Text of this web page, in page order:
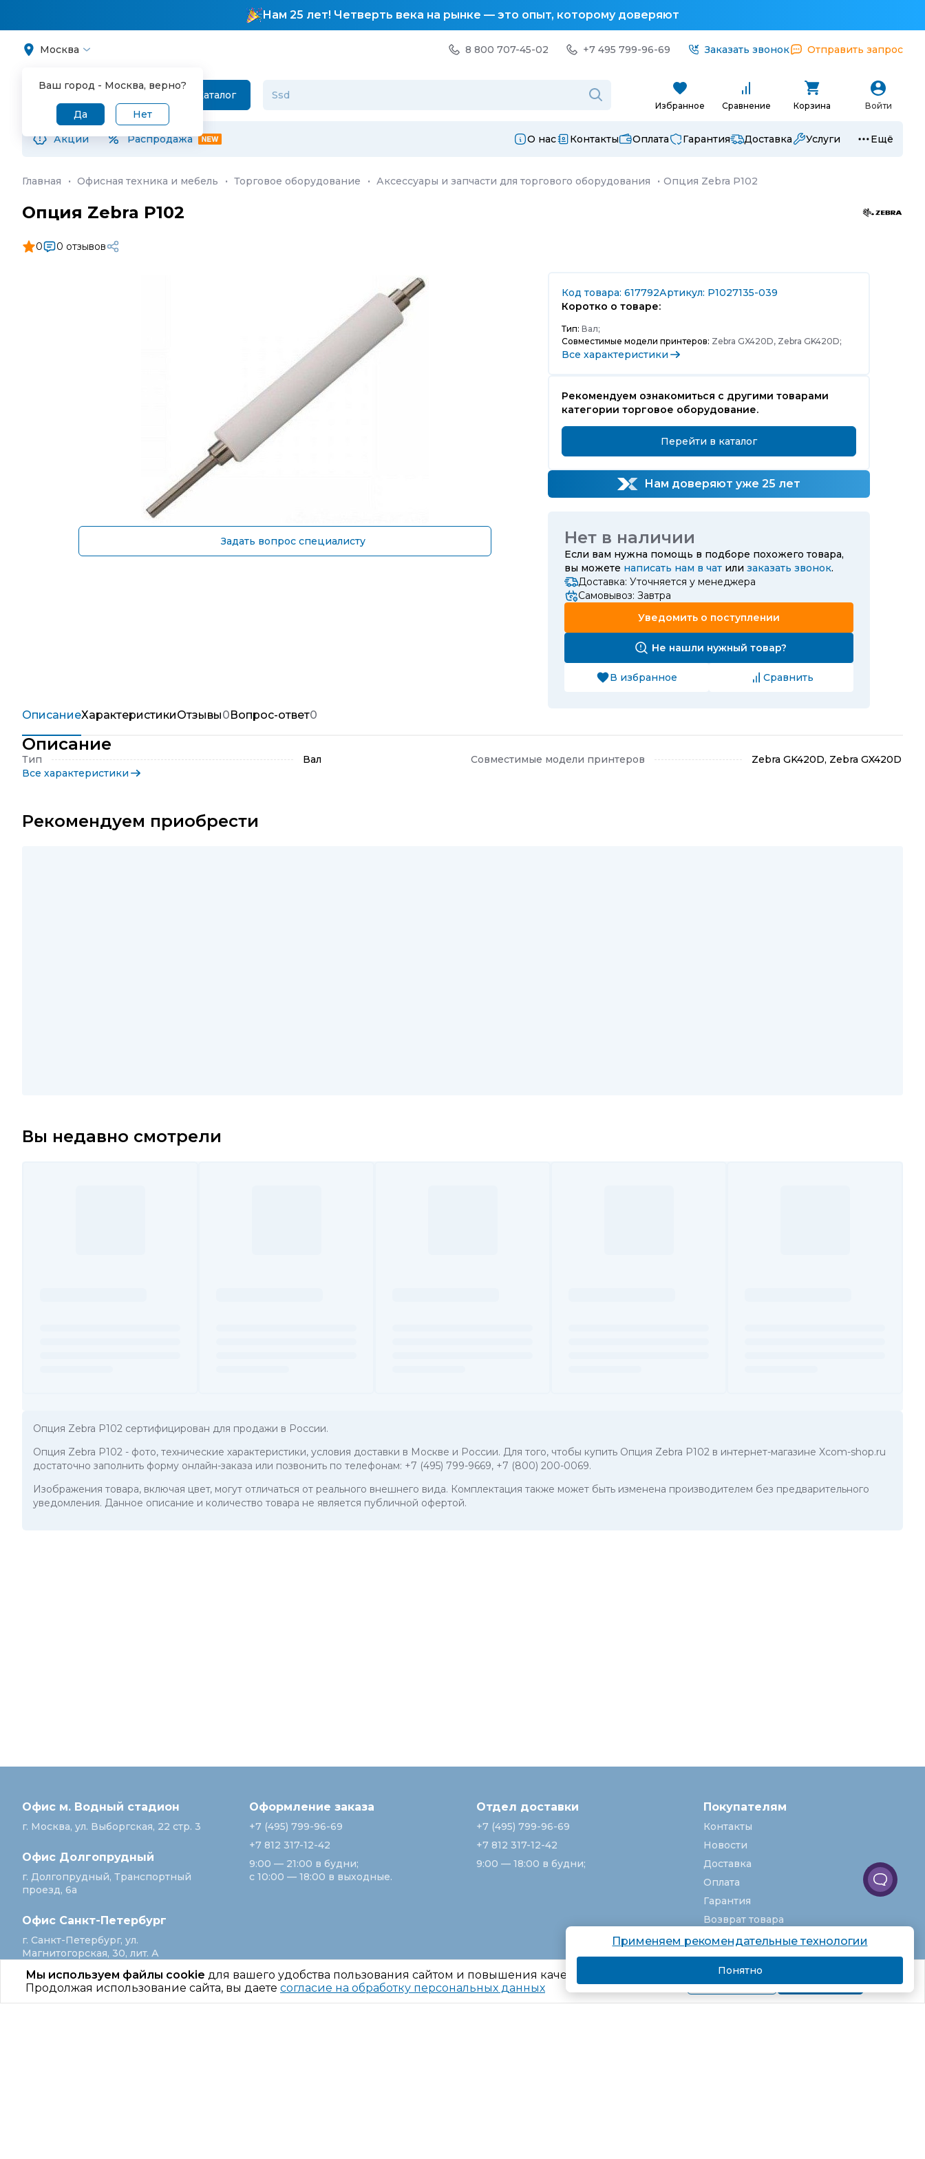
Нам 25 лет! Четверть века на рынке — это опыт, которому доверяют
Москва
Ваш город - Москва, верно?
Да Нет
8 800 707-45-02 +7 495 799-96-69 Заказать звонок Отправить запрос
Каталог
Избранное Сравнение Корзина Войти
Акции Распродажа О нас Контакты Оплата Гарантия Доставка Услуги Ещё
Мы используем файлы cookie для вашего удобства пользования сайтом и повышения качества рекомендаций.
Продолжая использование сайта, вы даете согласие на обработку персональных данных Подробнее Я согласен
Главная · Офисная техника и мебель · Торговое оборудование · Аксессуары и запчасти для торгового оборудования · Опция Zebra P102
Опция Zebra P102
0 0 отзывов
Задать вопрос специалисту
Код товара: 617792Артикул: P1027135-039
Коротко о товаре:
Тип: Вал;
Совместимые модели принтеров: Zebra GX420D, Zebra GK420D;
Все характеристики
Рекомендуем ознакомиться с другими товарами
категории торговое оборудование.
Перейти в каталог
Нам доверяют уже 25 лет
Нет в наличии
Если вам нужна помощь в подборе похожего товара,
вы можете написать нам в чат или заказать звонок.
Доставка: Уточняется у менеджера
Самовывоз: Завтра
Уведомить о поступлении
Не нашли нужный товар?
В избранное Сравнить
ОписаниеХарактеристикиОтзывы0Вопрос-ответ0
Описание
Тип Вал Совместимые модели принтеров
Zebra GK420D, Zebra GX420D
Все характеристики
Рекомендуем приобрести
Вы недавно смотрели
Опция Zebra P102 сертифицирован для продажи в России.
Опция Zebra P102 - фото, технические характеристики, условия доставки в Москве и России. Для того, чтобы купить Опция Zebra P102 в интернет-магазине Xcom-shop.ru
достаточно заполнить форму онлайн-заказа или позвонить по телефонам: +7 (495) 799-9669, +7 (800) 200-0069.
Изображения товара, включая цвет, могут отличаться от реального внешнего вида. Комплектация также может быть изменена производителем без предварительного
уведомления. Данное описание и количество товара не является публичной офертой.
Офис м. Водный стадион
г. Москва, ул. Выборгская, 22 стр. 3
Офис Долгопрудный
г. Долгопрудный, Транспортный
проезд, 6а
Офис Санкт‑Петербург
г. Санкт‑Петербург, ул.
Магнитогорская, 30, лит. А
Оформление заказа
+7 (495) 799-96-69
+7 812 317-12-42
9:00 — 21:00 в будни;
с 10:00 — 18:00 в выходные.
Отдел доставки
+7 (495) 799-96-69
+7 812 317-12-42
9:00 — 18:00 в будни;
Покупателям
Контакты
Новости
Доставка
Оплата
Гарантия
Возврат товара
Услуги
О компании
Вакансии
Карта сайта
Применяем рекомендательные технологии
Понятно